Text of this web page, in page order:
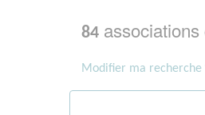
84
Modifier ma recherche